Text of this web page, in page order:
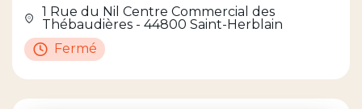
1 Rue du Nil Centre Commercial des
Thébaudières - 44800 Saint-Herblain
Fermé